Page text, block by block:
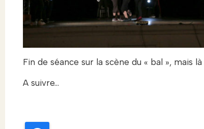
Fin de séance sur la scène du « bal », mais
A suivre…